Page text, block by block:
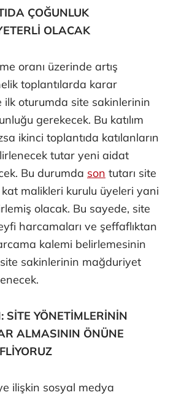
ÇOĞUNLUK
OLACAK
oranı üzerinde artış
toplantılarda karar
ilk oturumda site sakinlerinin
gerekecek. Bu katılım
ikinci toplantıda katılanların
tutar yeni aidat
Bu durumda son tutarı site
malikleri kurulu üyeleri yani
olacak. Bu sayede, site
harcamaları ve şeffaflıktan
kalemi belirlemesinin
sakinlerinin mağduriyet
SİTE YÖNETİMLERİNİN
ALMASININ ÖNÜNE
ilişkin sosyal medya